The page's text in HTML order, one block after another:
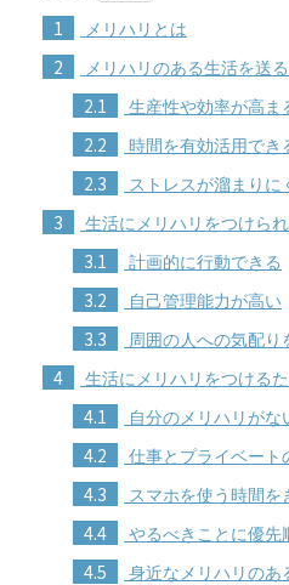
1 メリハリとは
2 メリハリのある生活を送
2.1 生産性や効率が高ま
2.2 時間を有効活用でき
2.3 ストレスが溜まりに
3 生活にメリハリをつけら
3.1 計画的に行動できる
3.2 自己管理能力が高い
3.3 周囲の人への気配り
4 生活にメリハリをつける
4.1 自分のメリハリがな
4.2 仕事とプライベート
4.3 スマホを使う時間を
4.4 やるべきことに優先
4.5 身近なメリハリのあ